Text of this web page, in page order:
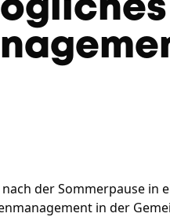
der Sommerpause in
in der